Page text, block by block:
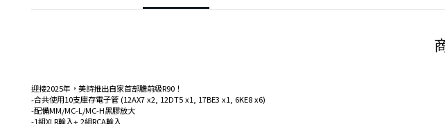
迎接2025年，美詩推出自家首部膽前級R90！
-合共使用10支庫存電子管 (12AX7 x2, 12DT5 x1, 17BE3 x1, 6KE8 x6)
-配備MM/MC-L/MC-H黑膠放大
-1組XLR輸入+ 2組RCA輸入